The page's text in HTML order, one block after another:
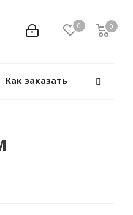
0 0
0
Как заказать